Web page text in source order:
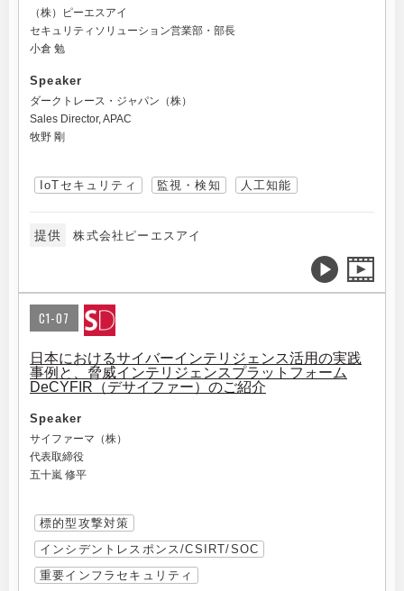
（株）ピーエスアイ
セキュリティソリューション営業部・部長
小倉 勉
Speaker
ダークトレース・ジャパン（株）
Sales Director, APAC
牧野 剛
IoTセキュリティ 監視・検知 人工知能
提供 株式会社ピーエスアイ
C1-07
日本におけるサイバーインテリジェンス活用の実践
事例と、脅威インテリジェンスプラットフォーム
DeCYFIR（デサイファー）のご紹介
Speaker
サイファーマ（株）
代表取締役
五十嵐 修平
標的型攻撃対策
インシデントレスポンス/CSIRT/SOC
重要インフラセキュリティ